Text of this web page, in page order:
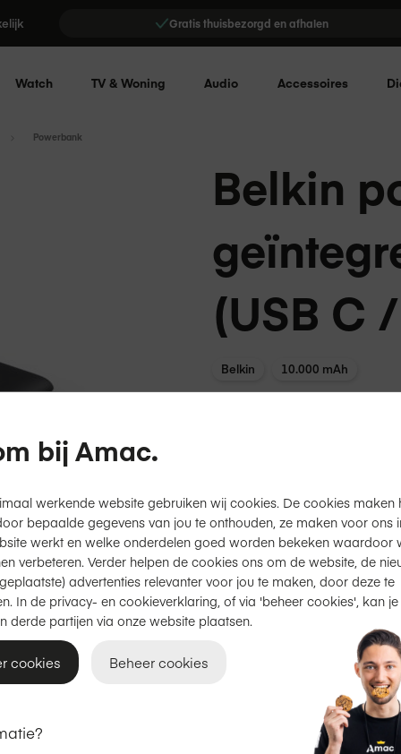
Gratis thuisbezorgd en afhalen
Watch TV & Woning Audio Accessoires
Powerbank
Belkin
(USB C
Belkin 10.000 mAh
Productinformatie
Gratis thuisbezorgdof
2 jaar garantieop Apple.
Achteraf betalen met Klarna?
€ 59,95
bij Amac.
werkende website gebruiken wij cookies. De cookies maken
bepaalde gegevens van jou te onthouden, ze maken voor ons
werkt en welke onderdelen goed worden bekeken waardoor
verbeteren. Verder helpen de cookies ons om de website, de
advertenties relevanter voor jou te maken, door deze te
In de privacy- en cookieverklaring, of via 'beheer cookies', kan
derde partijen via onze website plaatsen.
cookies Beheer cookies